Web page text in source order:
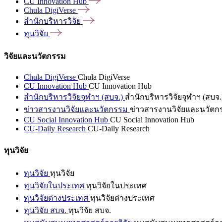
Chula DigiVerse
สำนักบริหารวิจัย
ทุนวิจัย
วิจัยและนวัตกรรม
Chula DigiVerse Chula DigiVerse
CU Innovation Hub CU Innovation Hub
สำนักบริหารวิจัยจุฬาฯ (สบจ.) สำนักบริหารวิจัยจุฬาฯ (สบจ
ข่าวสารงานวิจัยและนวัตกรรม ข่าวสารงานวิจัยและนวัตก
CU Social Innovation Hub CU Social Innovation Hub
CU-Daily Research CU-Daily Research
ทุนวิจัย
ทุนวิจัย ทุนวิจัย
ทุนวิจัยในประเทศ ทุนวิจัยในประเทศ
ทุนวิจัยต่างประเทศ ทุนวิจัยต่างประเทศ
ทุนวิจัย สบจ. ทุนวิจัย สบจ.